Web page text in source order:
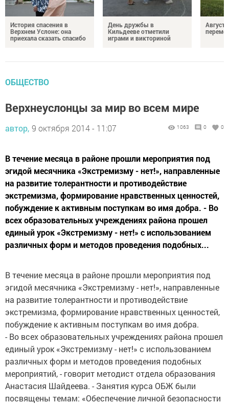
История спасения в
Верхнем Услоне: она
приехала сказать спасибо
День дружбы в
Кильдееве отметили
играми и викториной
Август
ОБЩЕСТВО
Верхнеуслонцы за мир во всем мире
автор, 9 октября 2014 - 11:07 1063 0 0
В течение месяца в районе прошли мероприятия под
эгидой месячника «Экстремизму - нет!», направленные
на развитие толерантности и противодействие
экстремизма, формирование нравственных ценностей,
побуждение к активным поступкам во имя добра. - Во
всех образовательных учреждениях района прошел
единый урок «Экстремизму - нет!» с использованием
различных форм и методов проведения подобных...
В течение месяца в районе прошли мероприятия под
эгидой месячника «Экстремизму - нет!», направленные
на развитие толерантности и противодействие
экстремизма, формирование нравственных ценностей,
побуждение к активным поступкам во имя добра.
- Во всех образовательных учреждениях района прошел
единый урок «Экстремизму - нет!» с использованием
различных форм и методов проведения подобных
мероприятий, - говорит методист отдела образования
Анастасия Шайдеева. - Занятия курса ОБЖ были
посвящены темам: «Обеспечение личной безопасности